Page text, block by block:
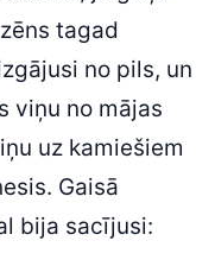
tagad
no pils, un
viņu no mājas
uz kamiešiem
Gaisā
bija sacījusi: